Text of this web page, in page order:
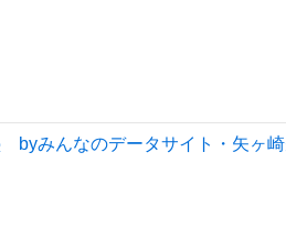
byみんなのデータサイト・矢ヶ崎